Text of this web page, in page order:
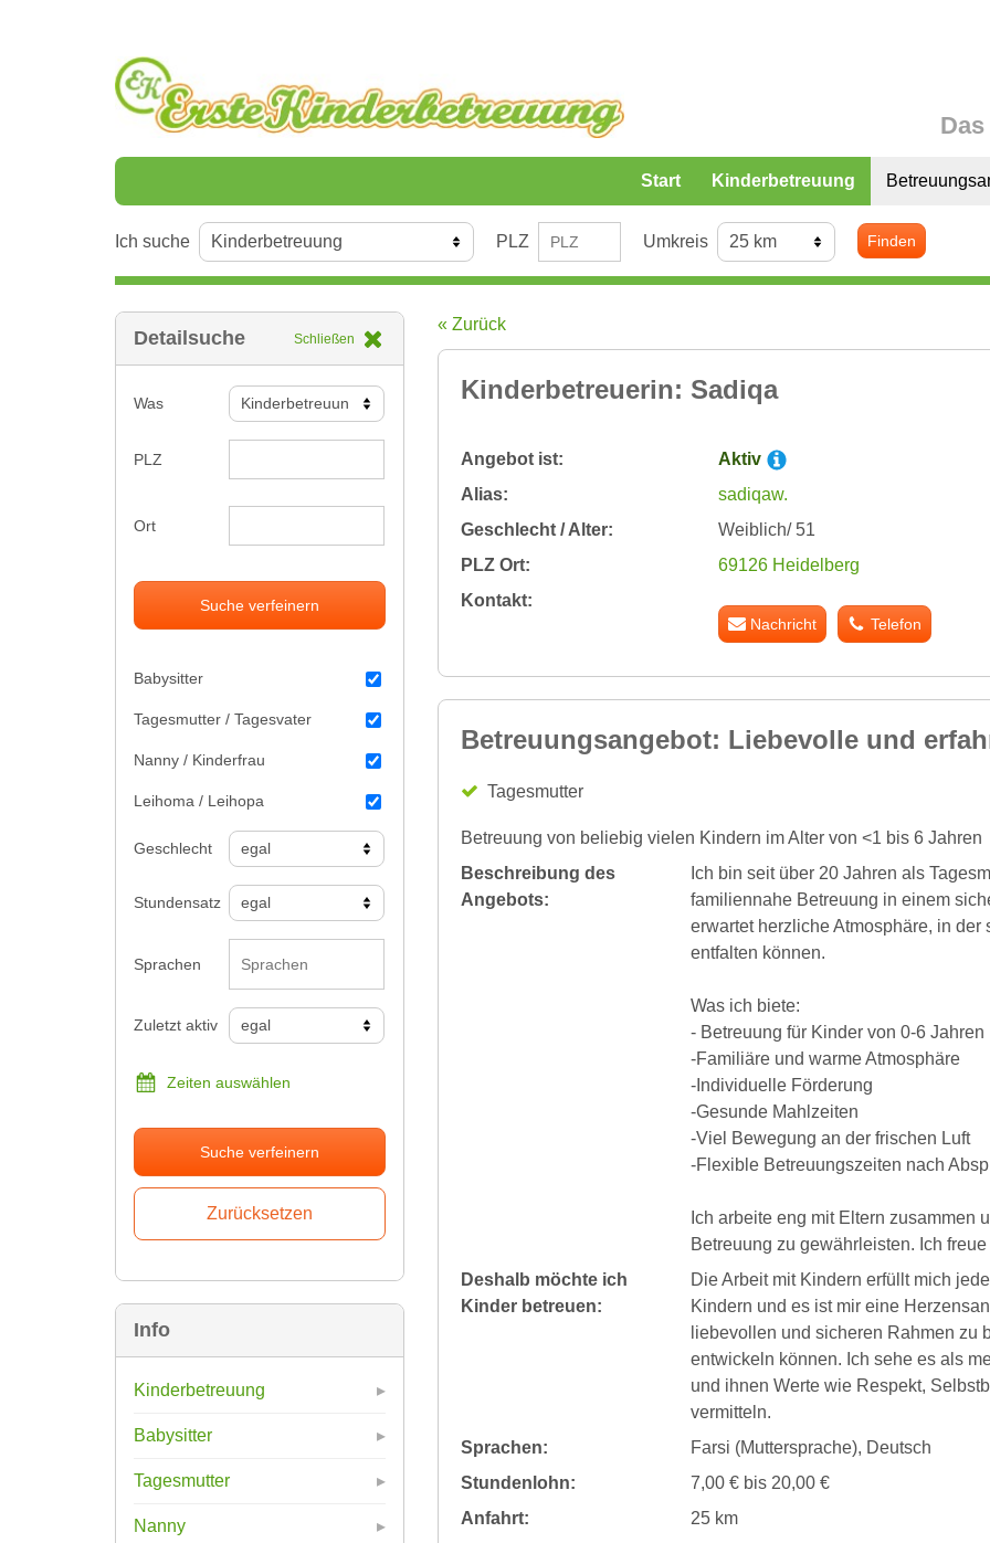
Start Kinderbetreuung
Ich suche PLZ Umkreis Finden
Detailsuche Schließen
Was
PLZ
Ort
Suche verfeinern
Babysitter
Tagesmutter / Tagesvater
Nanny / Kinderfrau
Leihoma / Leihopa
Geschlecht
Stundensatz
Sprachen
Zuletzt aktiv
Zeiten auswählen
Suche verfeinern
Info
Kinderbetreuung
Babysitter
Tagesmutter
Nanny
« Zurück
Kinderbetreuerin: Sadiqa
Angebot ist:
Aktiv
Alias:
sadiqaw.
Geschlecht / Alter:
Weiblich/ 51
PLZ Ort:
69126 Heidelberg
Kontakt:
Nachricht Telefon
Betreuungsangebot: Liebevolle und
Tagesmutter
Betreuung von beliebig vielen Kindern im Alter von <1 bis 6 Jahren
Beschreibung des
Angebots:
Ich bin seit über 20 Jahren als
familiennahe Betreuung in einem
erwartet herzliche Atmosphäre, in
entfalten können.
Was ich biete:
- Betreuung für Kinder von 0-6 Jahren
-Familiäre und warme Atmosphäre
-Individuelle Förderung
-Gesunde Mahlzeiten
-Viel Bewegung an der frischen Luft
-Flexible Betreuungszeiten nach
Ich arbeite eng mit Eltern zusammen
Betreuung zu gewährleisten. Ich
Deshalb möchte ich
Kinder betreuen:
Die Arbeit mit Kindern erfüllt mich
Kindern und es ist mir eine
liebevollen und sicheren Rahmen zu
entwickeln können. Ich sehe es als
und ihnen Werte wie Respekt,
vermitteln.
Sprachen:
Farsi (Muttersprache), Deutsch
Stundenlohn:
7,00 € bis 20,00 €
Anfahrt:
25 km